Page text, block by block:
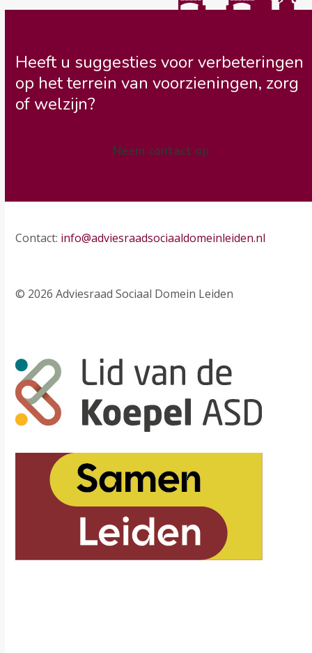
Heeft u suggesties voor verbeteringen
op het terrein van voorzieningen, zorg
of welzijn?
Neem contact op
Contact: info@adviesraadsociaaldomeinleiden.nl
© 2026 Adviesraad Sociaal Domein Leiden